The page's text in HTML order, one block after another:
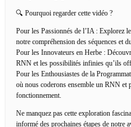
🔍 Pourquoi regarder cette vidéo ?
Pour les Passionnés de l’IA : Explorez
notre compréhension des séquences et
Pour les Innovateurs en Herbe :
RNN et les possibilités infinies qu’ils
Pour les Enthousiastes de la
où nous coderons ensemble un RNN et
fonctionnement.
Ne manquez pas cette exploration
informé des prochaines étapes de notre